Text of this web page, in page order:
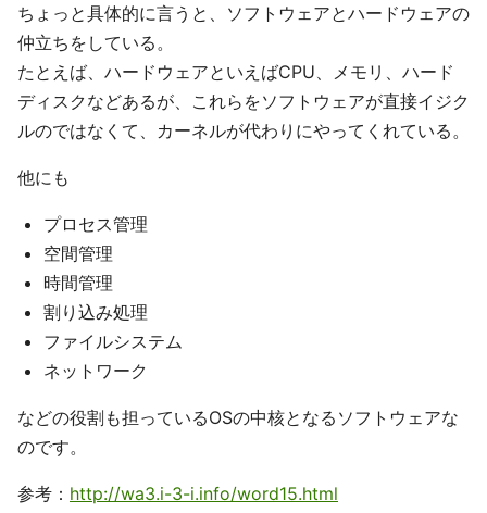
ちょっと具体的に言うと、ソフトウェアとハードウェアの
仲立ちをしている。
たとえば、ハードウェアといえばCPU、メモリ、ハード
ディスクなどあるが、これらをソフトウェアが直接イジク
ルのではなくて、カーネルが代わりにやってくれている。
他にも
プロセス管理
空間管理
時間管理
割り込み処理
ファイルシステム
ネットワーク
などの役割も担っているOSの中核となるソフトウェアな
のです。
参考： http://wa3.i-3-i.info/word15.html